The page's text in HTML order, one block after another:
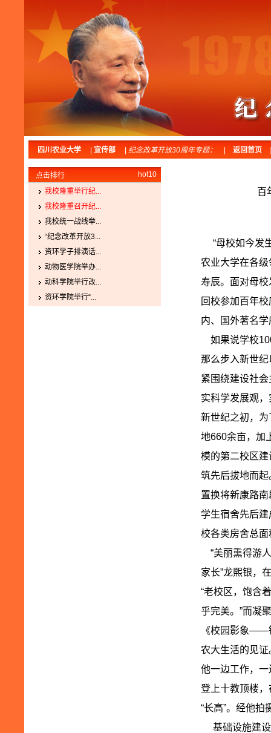
四川农业大学 宣传部 纪念改革开放30周年专题： 返回首页
点击排行
hot10
我校隆重举行纪...
我校隆重召开纪...
我校统一战线举...
“纪念改革开放3...
资环学子排演话...
动物医学院举办...
动科学院举行改...
资环学院举行“...
百
“母校如今发
农业大学在各
寿辰。面对母
回校参加百年
内、国外著名学
如果说学校
那么步入新世
紧围绕建设社
实科学发展观
新世纪之初，
地660余亩，加
模的第二校区
筑先后拔地而
置换将新康路
学生宿舍先后
校各类房舍总
“美丽熏得游
家长”龙熙银，
“老校区，饱含
乎完美。”而凝
《校园影象——
农大生活的见
他一边工作，
登上十教顶楼，
“长高”。经他拍
基础设施建设